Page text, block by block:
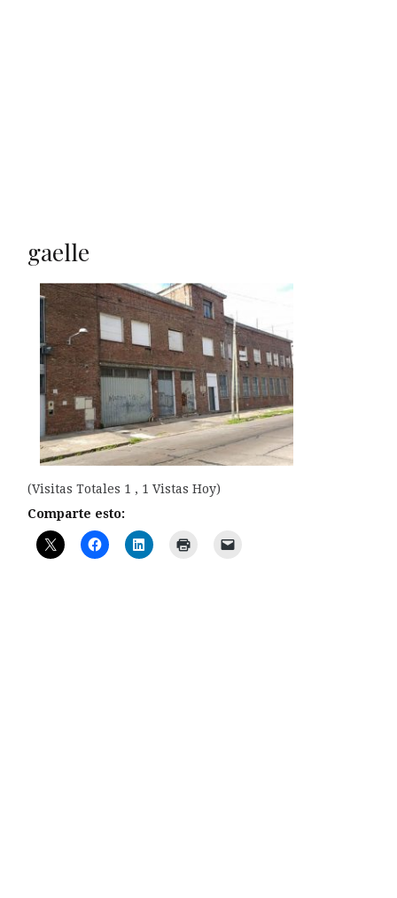
gaelle
(Visitas Totales 1 , 1 Vistas Hoy)
Comparte esto: